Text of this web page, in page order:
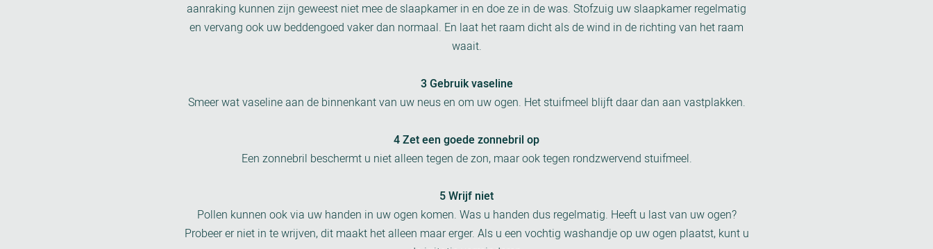
aanraking kunnen zijn geweest niet mee de slaapkamer in en doe ze in de was. Stofzuig uw slaapkamer regelmatig
en vervang ook uw beddengoed vaker dan normaal. En laat het raam dicht als de wind in de richting van het raam
waait.
3 Gebruik vaseline
Smeer wat vaseline aan de binnenkant van uw neus en om uw ogen. Het stuifmeel blijft daar dan aan vastplakken.
4 Zet een goede zonnebril op
Een zonnebril beschermt u niet alleen tegen de zon, maar ook tegen rondzwervend stuifmeel.
5 Wrijf niet
Pollen kunnen ook via uw handen in uw ogen komen. Was u handen dus regelmatig. Heeft u last van uw ogen?
Probeer er niet in te wrijven, dit maakt het alleen maar erger. Als u een vochtig washandje op uw ogen plaatst, kunt u